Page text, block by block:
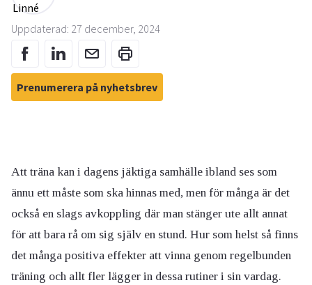
Uppdaterad: 27 december, 2024
Prenumerera på nyhetsbrev
Att träna kan i dagens jäktiga samhälle ibland ses som
ännu ett måste som ska hinnas med, men för många är det
också en slags avkoppling där man stänger ute allt annat
för att bara rå om sig själv en stund. Hur som helst så finns
det många positiva effekter att vinna genom regelbunden
träning och allt fler lägger in dessa rutiner i sin vardag.